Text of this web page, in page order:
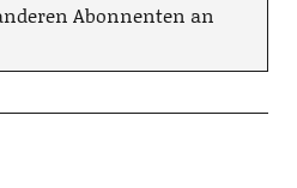
Abonnenten an